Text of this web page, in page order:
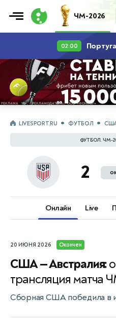
ЧМ-2026
02:00
LIVESPORT.RU ФУТБОЛ
ФУТБОЛ. ЧМ-
2
Онлайн Live
20 ИЮНЯ 2026 Окончен
США — Австралия:
трансляция матча
Сборная США победила в